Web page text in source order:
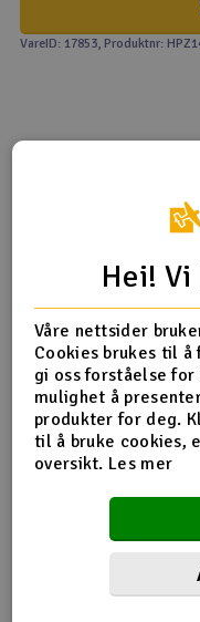
Radioutstyr
Raketter
Smarthjem,
Solenergi
Verktøy,
VareID: 17853, Produktnr:
HPI-Z141 Baja Shock
Flere detaljer
Produktet er
forbundet med
Hei! Vi
Våre nettsider
Cookies brukes til
gi oss forståelse
mulighet å
produkter for deg.
til å bruke cookies,
oversikt. Les mer